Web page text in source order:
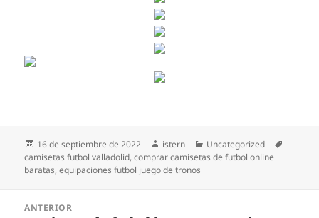
Publicado
el
16 de septiembre de 2022 Autor
istern Categorías
Uncategorized
camisetas futbol valladolid,comprar camisetas de futbol online
baratas,equipaciones futbol juego de tronos
ANTERIOR